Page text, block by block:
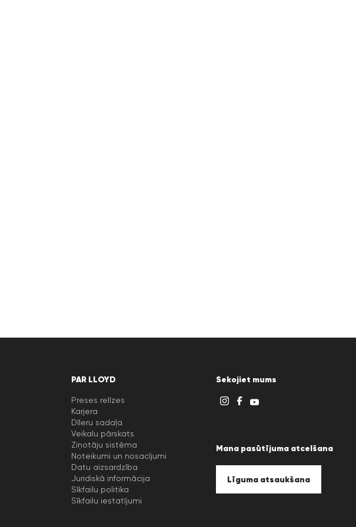
PAR LLOYD
Preses relīzes
Karjera
Dīleru sadaļa
Veikalu pārskats
Ziņotāju sistēma
Noteikumi un nosacījumi
Datu aizsardzība
Juridiskā informācija
Sīkfailu politika
Sīkfailu iestatījumi
Sekojiet mums
Mana pasūtījuma atcelšana
Līguma atsaukšana